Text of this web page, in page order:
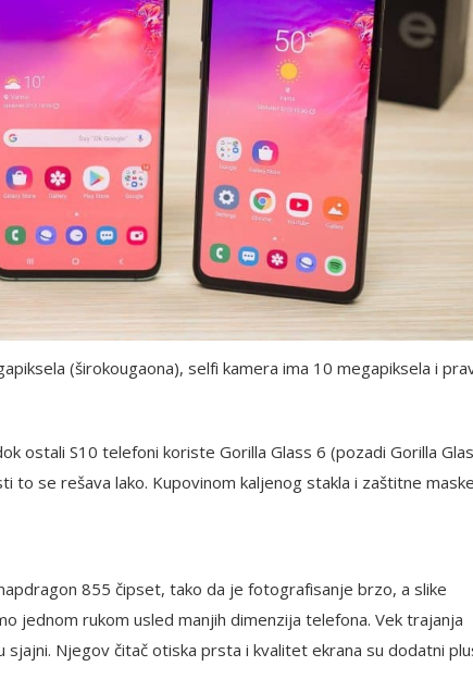
(širokougaona), selfi kamera ima 10 megapiksela i
ostali S10 telefoni koriste Gorilla Glass 6 (pozadi Gorilla
to se rešava lako. Kupovinom kaljenog stakla i zaštitne
855 čipset, tako da je fotografisanje brzo, a slike
jednom rukom usled manjih dimenzija telefona. Vek trajanja
Njegov čitač otiska prsta i kvalitet ekrana su dodatni